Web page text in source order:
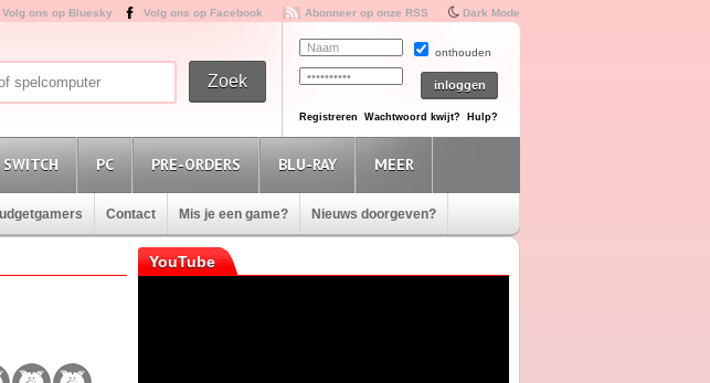
Volg ons op Bluesky Volg ons op Facebook Abonneer op onze RSS Dark Mode
onthouden
Registreren Wachtwoord kwijt? Hulp?
SWITCH PC PRE-ORDERS BLU-RAY MEER
Contact Mis je een game? Nieuws doorgeven?
YouTube